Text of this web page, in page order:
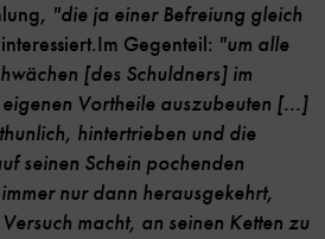
"die ja einer Befreiung gleich
Im Gegenteil: "um alle
[des Schuldners] im
Vortheile auszubeuten [...]
hintertrieben und die
seinen Schein pochenden
nur dann herausgekehrt,
macht, an seinen Ketten zu